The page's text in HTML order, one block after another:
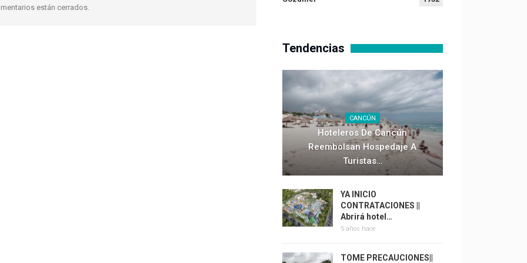
están cerrados.
Tendencias
CANCÚN
Hoteleros De Cancún
Reembolsan Hospedaje A
Turistas…
YA INICIO
CONTRATACIONES ||
Abrirá hotel…
5 años hace
TOME PRECAUCIONES||